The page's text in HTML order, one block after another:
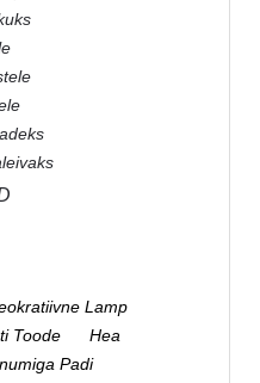
Lamp
Toode
Hea
Padi